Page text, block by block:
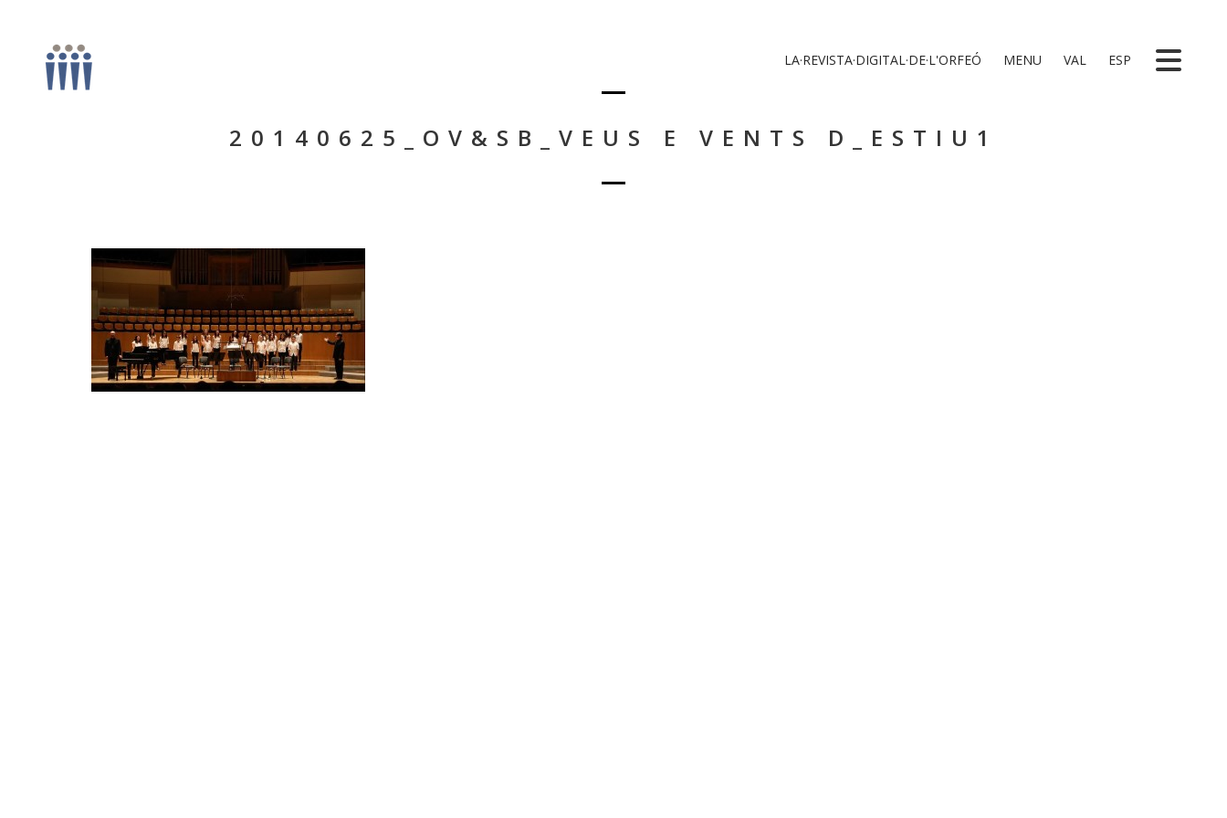
LA·REVISTA·DIGITAL·DE·L'ORFEÓ MENU VAL ESP
20140625_OV&SB_VEUS E VENTS D_ESTIU1